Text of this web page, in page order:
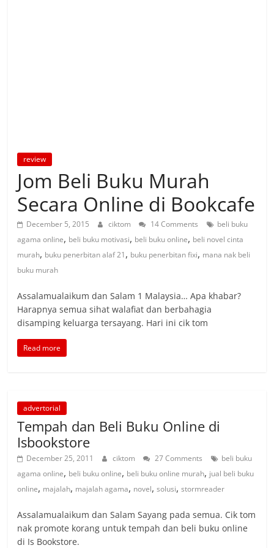
review
Jom Beli Buku Murah
Secara Online di Bookcafe
December 5, 2015 ciktom 14 Comments
beli buku
agama online, beli buku motivasi, beli buku online, beli novel cinta
murah, buku penerbitan alaf 21, buku penerbitan fixi, mana nak beli
buku murah
Assalamualaikum dan Salam 1 Malaysia… Apa khabar?
Harapnya semua sihat walafiat dan berbahagia
disamping keluarga tersayang. Hari ini cik tom
Read more
advertorial
Tempah dan Beli Buku Online di
Isbookstore
December 25, 2011 ciktom 27 Comments
beli buku
agama online, beli buku online, beli buku online murah, jual beli buku
online, majalah, majalah agama, novel,solusi,stormreader
Assalamualaikum dan Salam Sayang pada semua. Cik tom
nak promote korang untuk tempah dan beli buku online
di Is Bookstore.